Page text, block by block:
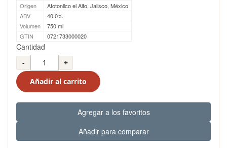
Origen
Atotonilco el Alto, Jalisco, México
ABV
40.0%
Volumen
750 ml
GTIN
0721733000020
Cantidad
-
+
Añadir al carrito
Agregar a los favoritos
Añadir para comparar